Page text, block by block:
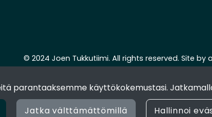
parantaaksemme käyttökokemustasi.
Jatka välttämättömillä Hallinnoi
© 2024 Joen Tukkutiimi. All rights reserved. Site by